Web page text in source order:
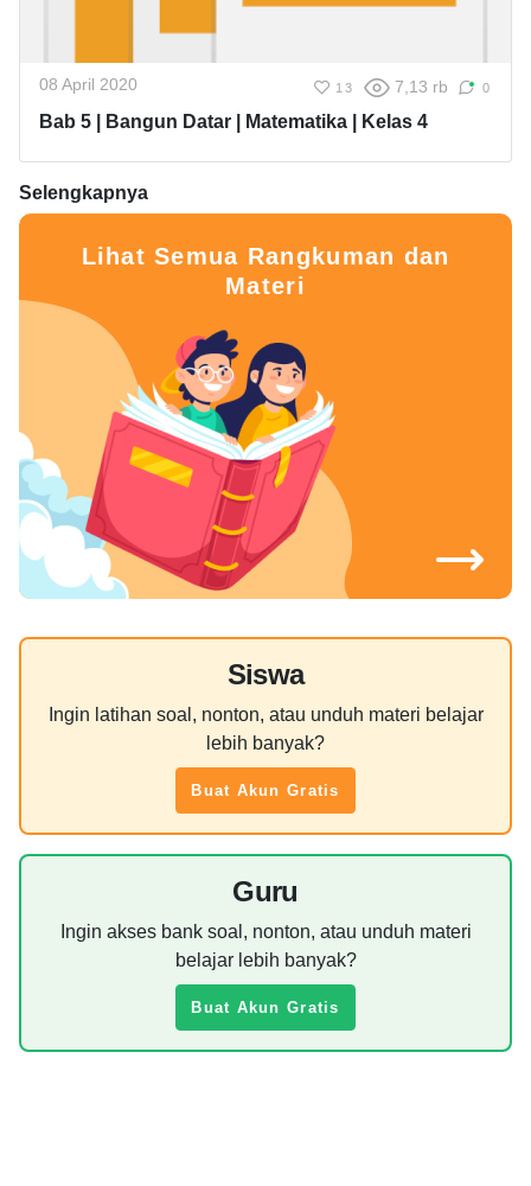
08 April 2020 13 7,13 rb 0
Bab 5 | Bangun Datar | Matematika | Kelas 4
Selengkapnya
Lihat Semua Rangkuman dan
Materi
Siswa
Ingin latihan soal, nonton, atau unduh materi belajar
lebih banyak?
Buat Akun Gratis
Guru
Ingin akses bank soal, nonton, atau unduh materi
belajar lebih banyak?
Buat Akun Gratis